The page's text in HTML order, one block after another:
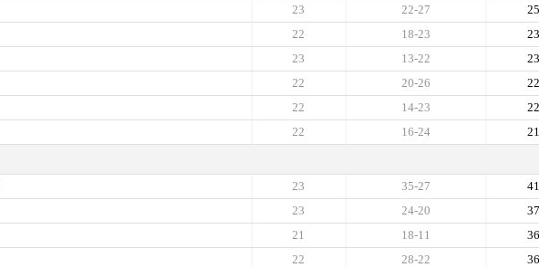
25
22-27
23
23
18-23
22
23
13-22
23
22
20-26
22
22
14-23
22
21
16-24
22
41
35-27
23
37
24-20
23
36
18-11
21
36
28-22
22